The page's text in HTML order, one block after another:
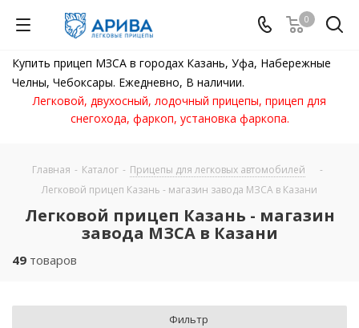
0
Купить прицеп МЗСА в городах Казань, Уфа, Набережные
Челны, Чебоксары. Ежедневно, В наличии.
Легковой, двухосный, лодочный прицепы, прицеп для
снегохода, фаркоп, установка фаркопа.
Главная - Каталог - Прицепы для легковых автомобилей
-
Легковой прицеп Казань - магазин завода МЗСА в Казани
Легковой прицеп Казань - магазин
завода МЗСА в Казани
49 товаров
Фильтр